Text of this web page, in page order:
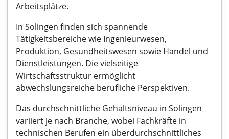
Arbeitsplätze.
In Solingen finden sich spannende
Tätigkeitsbereiche wie Ingenieurwesen,
Produktion, Gesundheitswesen sowie Handel und
Dienstleistungen. Die vielseitige
Wirtschaftsstruktur ermöglicht
abwechslungsreiche berufliche Perspektiven.
Das durchschnittliche Gehaltsniveau in Solingen
variiert je nach Branche, wobei Fachkräfte in
technischen Berufen ein überdurchschnittliches